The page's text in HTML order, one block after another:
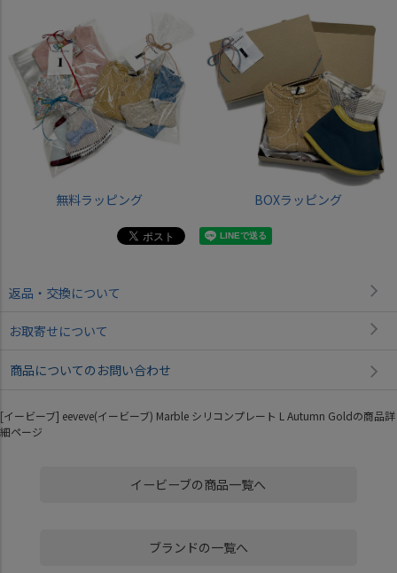
無料ラッピング BOXラッピング
返品・交換について
お取寄せについて
商品についてのお問い合わせ
[イービーブ] eeveve(イービーブ) Marble シリコンプレート L Autumn Goldの商品詳
細ページ
イービーブの商品一覧へ
ブランドの一覧へ